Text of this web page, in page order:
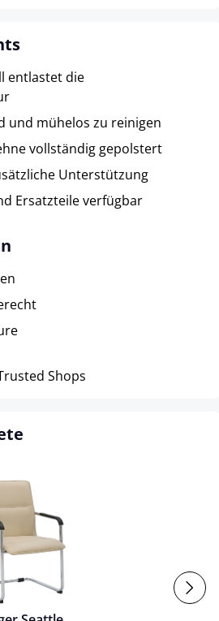
entlastet die
und mühelos zu reinigen
vollständig gepolstert
Unterstützung
Ersatzteile verfügbar
Shops